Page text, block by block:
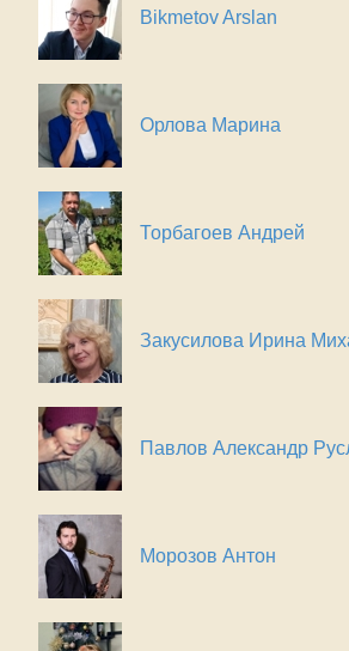
Bikmetov Arslan
Орлова Марина
Торбагоев Андрей
Закусилова Ирина
Павлов Александр
Морозов Антон